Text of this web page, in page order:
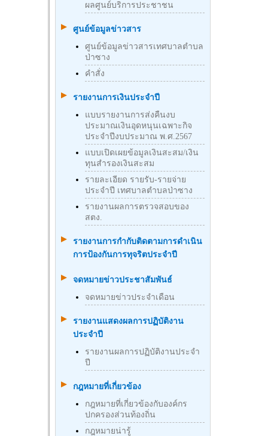
ผลศูนย์บริการประชาชน
ศูนย์ข้อมูลข่าวสาร
ศูนย์ข้อมูลข่าวสารเทศบาลตำบล
ป่าซาง
คำสั่ง
รายงานการเงินประจำปี
แบบรายงานการส่งคืนงบ
ประมาณเงินอุดหนุนเฉพาะกิจ
ประจำปีงบประมาณ พ.ศ.2567
แบบเปิดเผยข้อมูลเงินสะสม/เงิน
ทุนสำรองเงินสะสม
รายละเอียด รายรับ-รายจ่าย
ประจำปี เทศบาลตำบลป่าซาง
รายงานผลการตรวจสอบของ
สตง.
รายงานการกำกับติดตามการดำเนิน
การป้องกันการทุจริตประจำปี
จดหมายข่าวประชาสัมพันธ์
จดหมายข่าวประจำเดือน
รายงานแสดงผลการปฏิบัติงาน
ประจำปี
รายงานผลการปฏิบัติงานประจำ
ปี
กฎหมายที่เกี่ยวข้อง
กฎหมายที่เกี่ยวข้องกับองค์กร
ปกครองส่วนท้องถิ่น
กฎหมายน่ารู้